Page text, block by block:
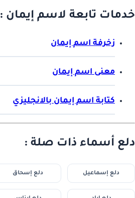
خدمات تابعة لاسم إيمان :
زخرفة اسم إيمان
معنى اسم إيمان
كتابة اسم إيمان بالانجليزي
دلع أسماء ذات صلة :
دلع إسماعيل دلع إسحاق